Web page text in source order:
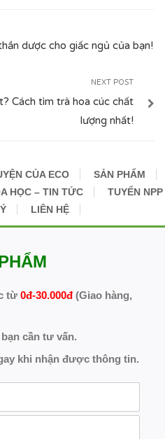
dược cho giấc ngủ của bạn!
NEXT POST
Cách tìm trà hoa cúc chất
lượng nhất!
CỦA ECO
SẢN PHẨM
HỌC – TIN TỨC
TUYỂN NPP
LIÊN HỆ
từ 0đ-30.000đ(Giao hàng,
cần tư vấn.
khi nhận được thông tin.